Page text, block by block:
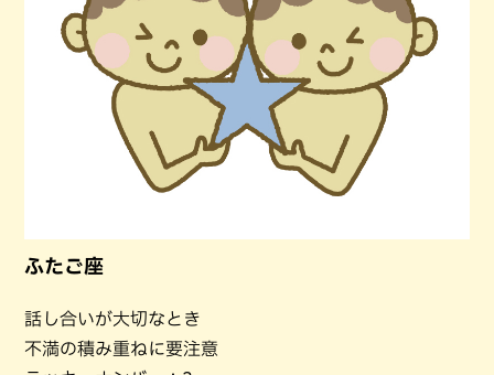
ふたご座
話し合いが大切なとき
不満の積み重ねに要注意